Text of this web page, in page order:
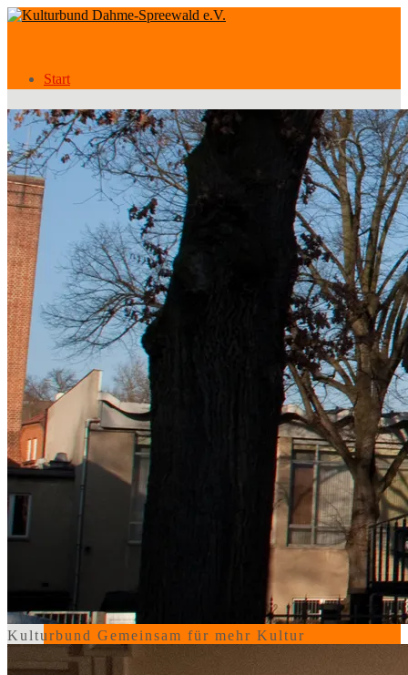
Start
Veranstaltungen
Veranstaltungen
Kategorien
Verein
Kontakt
Geschichte
Kulturbund Gemeinsam für mehr Kultur